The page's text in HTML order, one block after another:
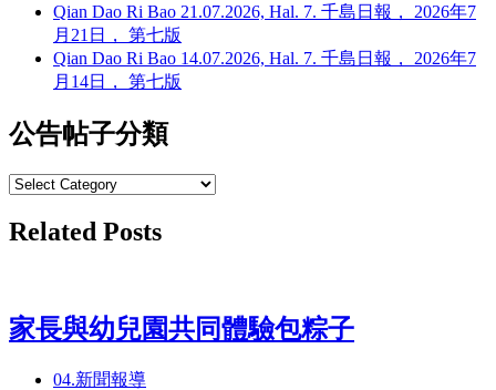
Qian Dao Ri Bao 21.07.2026, Hal. 7. 千島日報， 2026年7
月21日， 第七版
Qian Dao Ri Bao 14.07.2026, Hal. 7. 千島日報， 2026年7
月14日， 第七版
公告帖子分類
公
帖
Related Posts
家長與幼兒園共同體驗包粽子
04.新聞報導